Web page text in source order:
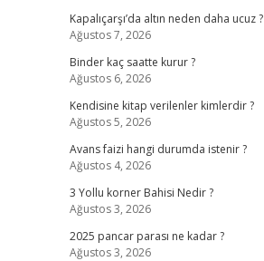
Kapalıçarşı’da altın neden daha ucuz ?
Ağustos 7, 2026
Binder kaç saatte kurur ?
Ağustos 6, 2026
Kendisine kitap verilenler kimlerdir ?
Ağustos 5, 2026
Avans faizi hangi durumda istenir ?
Ağustos 4, 2026
3 Yollu korner Bahisi Nedir ?
Ağustos 3, 2026
2025 pancar parası ne kadar ?
Ağustos 3, 2026